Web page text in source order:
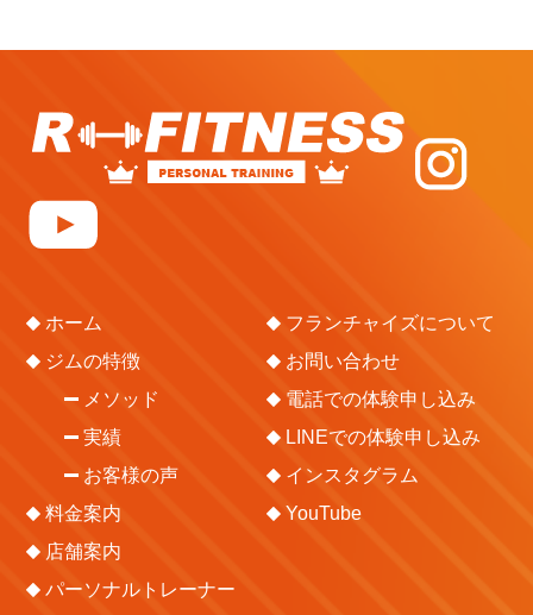
ホーム
ジムの特徴
メソッド
実績
お客様の声
料金案内
店舗案内
パーソナルトレーナー
フランチャイズについて
お問い合わせ
電話での体験申し込み
LINEでの体験申し込み
インスタグラム
YouTube